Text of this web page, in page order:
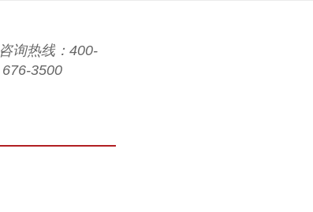
咨询热线：400-
676-3500